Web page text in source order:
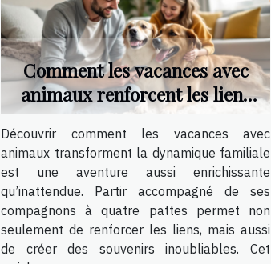
Comment les vacances avec
animaux renforcent les liens
familiaux ?
Découvrir comment les vacances avec
animaux transforment la dynamique familiale
est une aventure aussi enrichissante
qu’inattendue. Partir accompagné de ses
compagnons à quatre pattes permet non
seulement de renforcer les liens, mais aussi
de créer des souvenirs inoubliables. Cet